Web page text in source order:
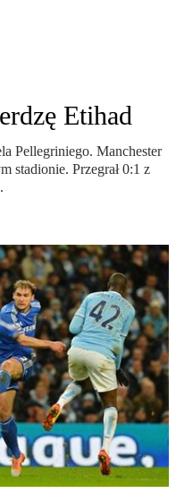
Etihad
Pellegriniego. Manchester
stadionie. Przegrał 0:1 z